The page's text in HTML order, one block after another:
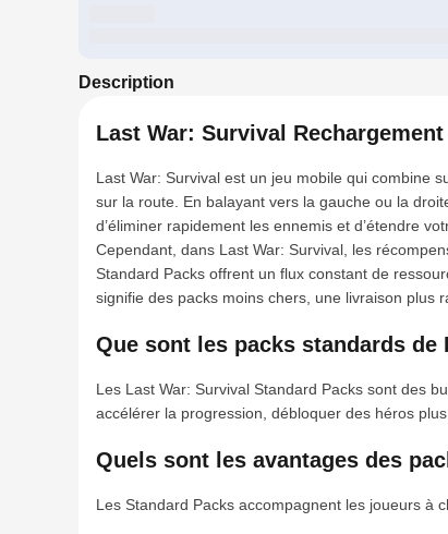
Description
Last War: Survival
Last War: Survival est un jeu mobile qui combine
sur la route. En balayant vers la gauche ou la
d’éliminer rapidement les ennemis et d’étendre
Cependant, dans Last War: Survival, les
Standard Packs offrent un flux constant de
signifie des packs moins chers, une livraison plus
Que sont les packs standards de
Les Last War: Survival Standard Packs sont des
accélérer la progression, débloquer des héros
Quels sont les avantages des
Les Standard Packs accompagnent les joueurs à